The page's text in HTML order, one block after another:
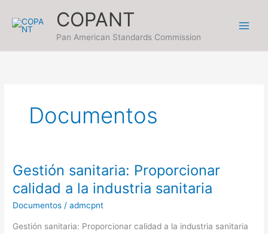
contenido
COPANT
Pan American Standards Commission
Documentos
Gestión sanitaria: Proporcionar
calidad a la industria sanitaria
Documentos /admcpnt
Gestión sanitaria: Proporcionar calidad a la industria sanitaria
Gestión
sanitaria:
Proporcionar
calidad